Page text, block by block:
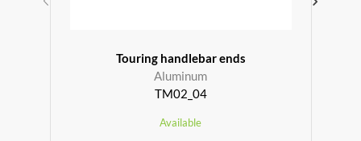
Touring handlebar ends
Aluminum
TM02_04
Available